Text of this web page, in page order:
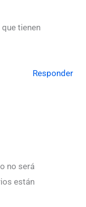
tienen
Responder
no será
están